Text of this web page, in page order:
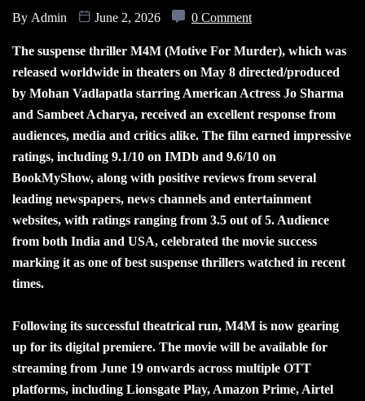
By Admin June 2, 2026 0 Comment
The suspense thriller M4M (Motive For Murder), which was
released worldwide in theaters on May 8 directed/produced
by Mohan Vadlapatla starring American Actress Jo Sharma
and Sambeet Acharya, received an excellent response from
audiences, media and critics alike. The film earned impressive
ratings, including 9.1/10 on IMDb and 9.6/10 on
BookMyShow, along with positive reviews from several
leading newspapers, news channels and entertainment
websites, with ratings ranging from 3.5 out of 5. Audience
from both India and USA, celebrated the movie success
marking it as one of best suspense thrillers watched in recent
times.
Following its successful theatrical run, M4M is now gearing
up for its digital premiere. The movie will be available for
streaming from June 19 onwards across multiple OTT
platforms, including Lionsgate Play, Amazon Prime, Airtel